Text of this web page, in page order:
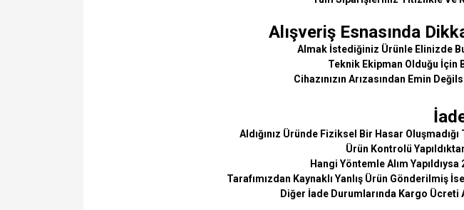
Alışveriş Esnasında
Almak İstediğiniz Ürünle Elinizde
Teknik Ekipman Olduğu İçin
Cihazınızın Arızasından Emin
Aldığınız Üründe Fiziksel Bir Hasar
Ürün Kontrolü
Hangi Yöntemle Alım
Tarafımızdan Kaynaklı Yanlış Ürün Gönderilmiş
Diğer İade Durumlarında Kargo